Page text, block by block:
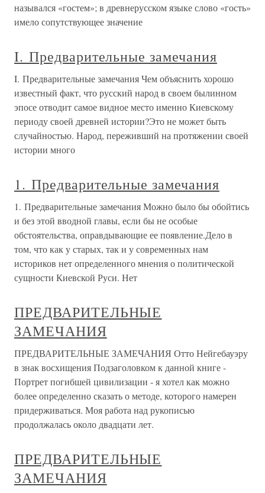
назывался «гостем»; в древнерусском языке слово «гость»
имело сопутствующее значение
I. Предварительные замечания
I. Предварительные замечания Чем объяснить хорошо
известный факт, что русский народ в своем былинном
эпосе отводит самое видное место именно Киевскому
периоду своей древней истории?Это не может быть
случайностью. Народ, переживший на протяжении своей
истории много
1. Предварительные замечания
1. Предварительные замечания Можно было бы обойтись
и без этой вводной главы, если бы не особые
обстоятельства, оправдывающие ее появление.Дело в
том, что как у старых, так и у современных нам
историков нет определенного мнения о политической
сущности Киевской Руси. Нет
ПРЕДВАРИТЕЛЬНЫЕ
ЗАМЕЧАНИЯ
ПРЕДВАРИТЕЛЬНЫЕ ЗАМЕЧАНИЯ Отто Нейгебауэру
в знак восхищения Подзаголовком к данной книге -
Портрет погибшей цивилизации - я хотел как можно
более определенно сказать о методе, которого намерен
придерживаться. Моя работа над рукописью
продолжалась около двадцати лет.
ПРЕДВАРИТЕЛЬНЫЕ
ЗАМЕЧАНИЯ